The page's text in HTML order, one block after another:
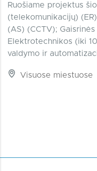
Ruošiame projektus
(telekomunikacijų)
(AS) (CCTV);
Elektrotechnikos (iki
valdymo ir
Visuose miestuose